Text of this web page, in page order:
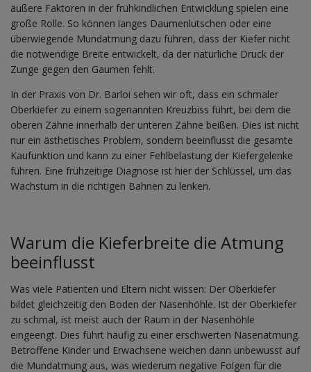
äußere Faktoren in der frühkindlichen Entwicklung spielen eine
große Rolle. So können langes Daumenlutschen oder eine
überwiegende Mundatmung dazu führen, dass der Kiefer nicht
die notwendige Breite entwickelt, da der natürliche Druck der
Zunge gegen den Gaumen fehlt.
In der Praxis von Dr. Barloi sehen wir oft, dass ein schmaler
Oberkiefer zu einem sogenannten Kreuzbiss führt, bei dem die
oberen Zähne innerhalb der unteren Zähne beißen. Dies ist nicht
nur ein ästhetisches Problem, sondern beeinflusst die gesamte
Kaufunktion und kann zu einer Fehlbelastung der Kiefergelenke
führen. Eine frühzeitige Diagnose ist hier der Schlüssel, um das
Wachstum in die richtigen Bahnen zu lenken.
Warum die Kieferbreite die Atmung
beeinflusst
Was viele Patienten und Eltern nicht wissen: Der Oberkiefer
bildet gleichzeitig den Boden der Nasenhöhle. Ist der Oberkiefer
zu schmal, ist meist auch der Raum in der Nasenhöhle
eingeengt. Dies führt häufig zu einer erschwerten Nasenatmung.
Betroffene Kinder und Erwachsene weichen dann unbewusst auf
die Mundatmung aus, was wiederum negative Folgen für die